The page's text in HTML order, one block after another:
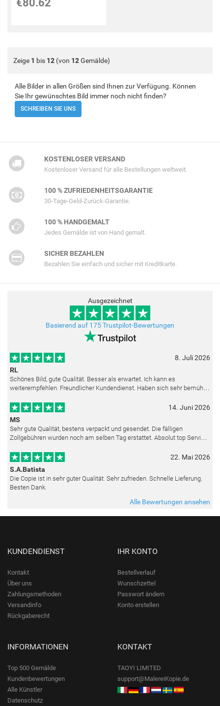
€80.62
Zeige 1 bis 12 (von 12Gemälde)
Alle Bilder in allen Größen sind Ihnen zur Verfügung. Können
Sie Ihr gewünschtes Bild immer noch nicht finden?
SCHREIBEN SIE UNS
KOSTENLOSER VERSAND
Kostenloser Versand für alle Bestellungen weltweit.
100 % ZUFRIEDENHEITSGARANTIE
30-Tage-Geld-Zurück-Garantie.
100 % HANDGEMALT
Jedes Gemälde ist von Hand gemalt.
SICHER BEZAHLEN
Bezahlen Sie einfach und sicher mit Kreditkarte.
Ausgezeichnet
Basierend auf 175 Trustpilot-Bewertungen
8. Juli 2026
RL
Schönes Bild, gute Qualität. Besser als erwartet. Ich kann es
weiterempfehlen. Freundlicher Kundendienst. Haben sich sehr bemüht
14. Juni 2026
MS
Sehr gute Qualität, bestens verpackt und gesendet. Die fälligen
Zollgebühren wurden noch am selben Tag erstattet. Absolut top Service
22. Mai 2026
S.A.Batista
Die Copie ist in sehr guter Qualität. Sehr zufrieden. Schnelle Lieferung.
Besten Dank.
Alle Bewertungen ansehen
KUNDENDIENST
Kontakt
Über uns
Zahlungsmethoden
Versandinfo
Rückgaberecht
IHR KONTO
Bestellverlauf
Wunschzettel
Passwort ändern
Konto erstellen
INFORMATIONEN
Top 500 Gemälde
Kundenbewertungen
Alle Künstler
Datenschutz
KONTAKT
TAOYI LIMITED
support@MalereiKopie.de